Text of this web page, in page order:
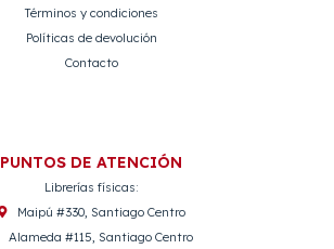
Términos y condiciones
Políticas de devolución
Contacto
PUNTOS DE ATENCIÓN
Librerías físicas:
Maipú #330, Santiago Centro
Alameda #115, Santiago Centro